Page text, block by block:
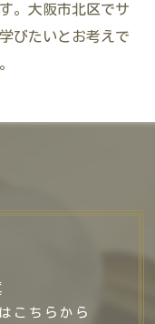
。大阪市北区でサ
びたいとお考えで
こちらから